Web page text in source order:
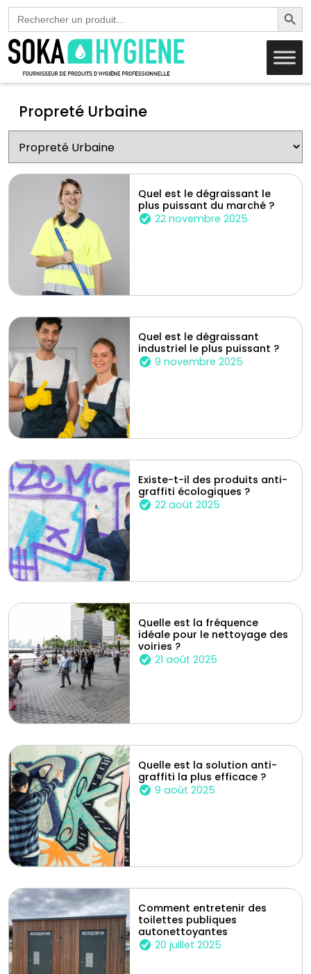
Search
for:
Search
Propreté Urbaine
Quel est le dégraissant le
plus puissant du marché ?
22 novembre 2025
Quel est le dégraissant
industriel le plus puissant ?
9 novembre 2025
Existe-t-il des produits anti-
graffiti écologiques ?
22 août 2025
Quelle est la fréquence
idéale pour le nettoyage des
voiries ?
21 août 2025
Quelle est la solution anti-
graffiti la plus efficace ?
9 août 2025
Comment entretenir des
toilettes publiques
autonettoyantes
20 juillet 2025